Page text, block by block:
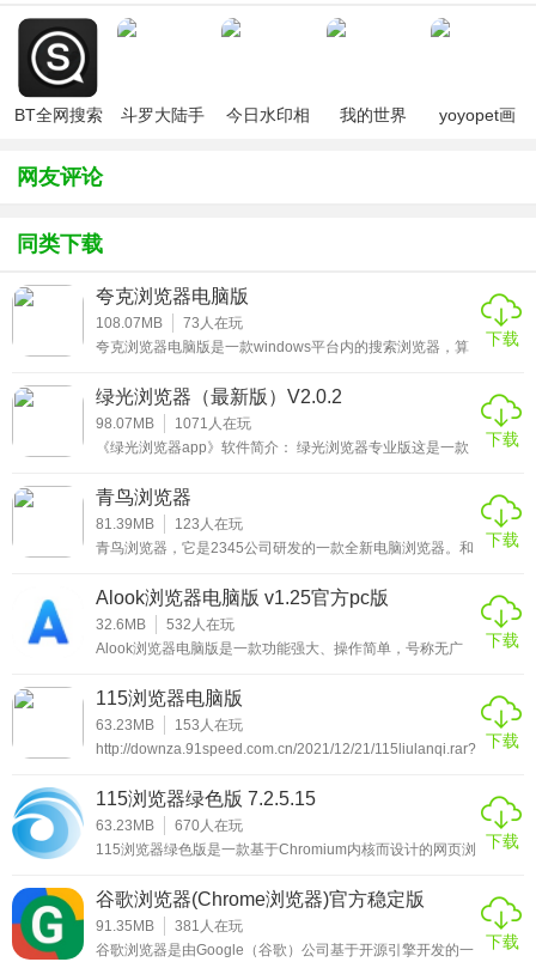
的浏览，以此即使有木马的存在，用户也不会受到任何的感
BT全网搜索
斗罗大陆手
今日水印相
我的世界
yoyopet画
网友评论
同类下载
夸克浏览器电脑版
108.07MB 73 人在玩
夸克浏览器电脑版是一款windows平台内的搜索浏览器，算
软件还有游戏，还可以直接看小说支持加入书架，并且能够
根据个人爱好推送新闻，省流量内存小还有贴心的夜间模
式，喜欢的朋友就来下载试试吧！
下载
绿光浏览器（最新版）V2.0.2
98.07MB 1071 人在玩
《绿光浏览器app》软件简介： 绿光浏览器专业版这是一款
国内外的很多你喜欢观看的新闻资源，都是可以看到的，而
无痕迹的浏览模
下载
青鸟浏览器
81.39MB 123 人在玩
青鸟浏览器，它是2345公司研发的一款全新电脑浏览器。和
件。采用的是Chromium97作为浏览器内核，浏览速度更
快、占用的内存更少；支持收藏、账号密码、文档加密保
护，并可以实现自动同步数据到云端。
下载
Alook浏览器电脑版 v1.25官方pc版
32.6MB 532 人在玩
Alook浏览器电脑版是一款功能强大、操作简单，号称无广
导用户推送视频、音乐、小说模式、电子书、广告过滤、导
航、菜单和设置等核心功能。Alook浏览器软件内置14种语
言翻译，可自动屏蔽侵入式广告，轻松打开txt、pdf、
epub、mobi、azw、azw3等文本格式。小编可以在此申
下载
115浏览器电脑版
63.23MB 153 人在玩
http://downza.91speed.com.cn/2021/12/21/115liulanqi.rar? 下载
115浏览器绿色版 7.2.5.15
63.23MB 670人在玩
115浏览器绿色版是一款基于Chromium内核而设计的网页浏
点的是，新版的115浏览器绿色版采用全新的Chrome浏览器
内核，全面支持HTML5技术，所以用户在浏览网页的时候，
打开的网页速度要快的多。还有一点就是这款浏览器可以无
缝连接115云端服务，实现115帐号自动登录，这对于使用
下载
谷歌浏览器(Chrome浏览器)官方稳定版
v83.0.4103.10
91.35MB 381 人在玩
谷歌浏览器是由Google（谷歌）公司基于开源引擎开发的一
下载